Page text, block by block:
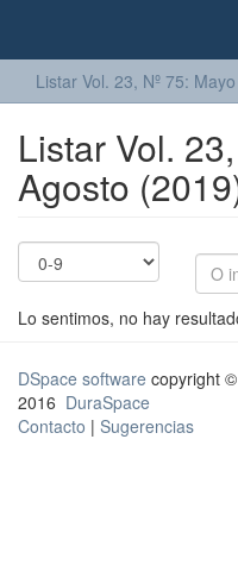
Listar Vol. 23, Nº 75:
Listar Vol.
Agosto
Lo sentimos, no hay
DSpace software copyright
2016 DuraSpace
Contacto | Sugerencias